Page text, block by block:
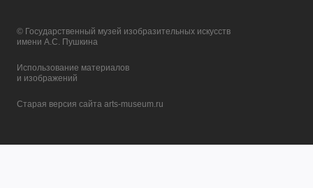
© Государственный музей изобразительных искусств
имени А.С. Пушкина
Использование материалов
и изображений
Старая версия сайта arts-museum.ru